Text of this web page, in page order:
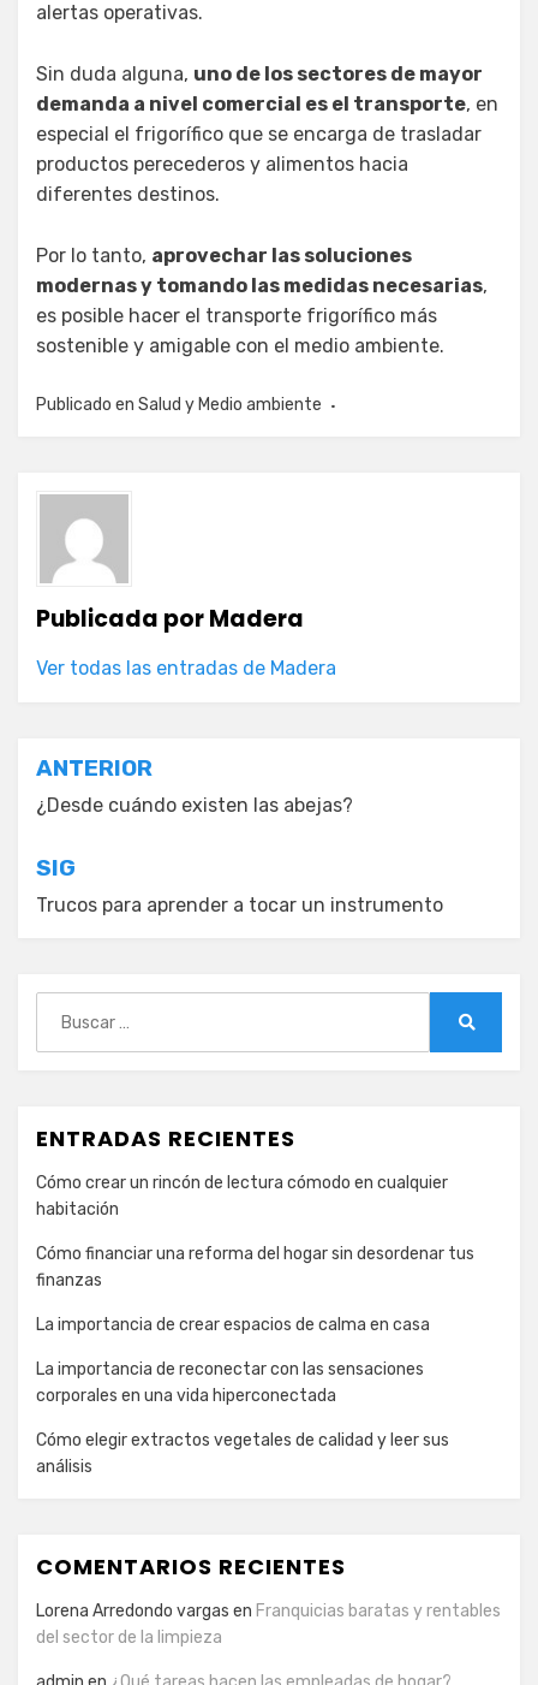
alertas operativas.
Sin duda alguna, uno de los sectores de mayor
demanda a nivel comercial es el transporte, en
especial el frigorífico que se encarga de trasladar
productos perecederos y alimentos hacia
diferentes destinos.
Por lo tanto, aprovechar las soluciones
modernas y tomando las medidas necesarias,
es posible hacer el transporte frigorífico más
sostenible y amigable con el medio ambiente.
Publicado en Salud y Medio ambiente
Publicada porMadera
Ver todas las entradas de Madera
Navegación
de
entradas
ANTERIOR
¿Desde cuándo existen las abejas?
SIG
Trucos para aprender a tocar un instrumento
ENTRADAS RECIENTES
Cómo crear un rincón de lectura cómodo en cualquier
habitación
Cómo financiar una reforma del hogar sin desordenar tus
finanzas
La importancia de crear espacios de calma en casa
La importancia de reconectar con las sensaciones
corporales en una vida hiperconectada
Cómo elegir extractos vegetales de calidad y leer sus
análisis
COMENTARIOS RECIENTES
Lorena Arredondo vargas en Franquicias baratas y rentables
del sector de la limpieza